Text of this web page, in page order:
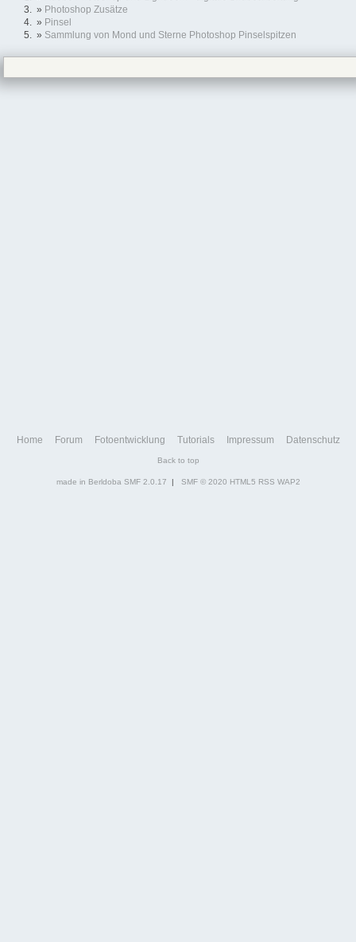
» Photoshop Zusätze
» Pinsel
» Sammlung von Mond und Sterne Photoshop Pinselspitzen
Home Forum Fotoentwicklung Tutorials Impressum Datenschutz
Back to top
made in Berldoba SMF 2.0.17 | SMF © 2020 HTML5 RSS WAP2